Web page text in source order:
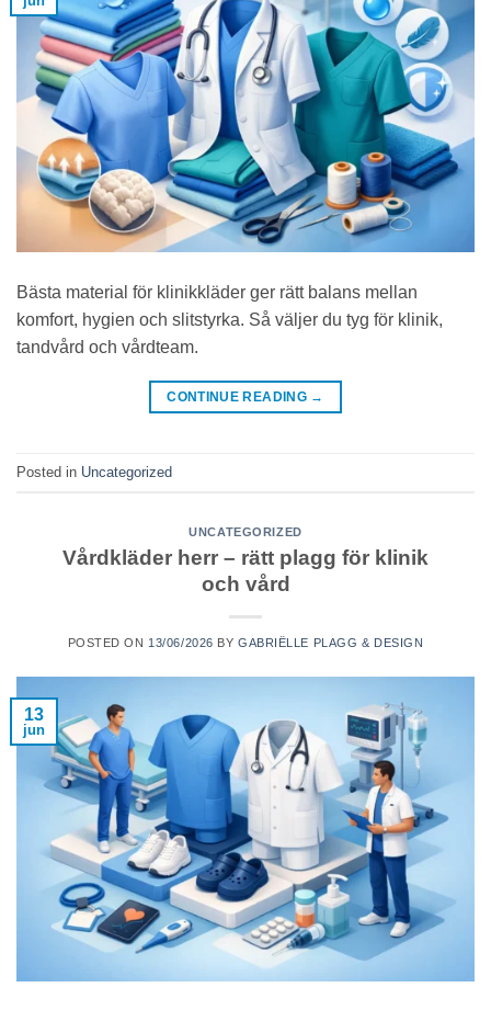
Bästa material för klinikkläder ger rätt balans mellan
komfort, hygien och slitstyrka. Så väljer du tyg för klinik,
tandvård och vårdteam.
CONTINUE READING →
Posted in Uncategorized
UNCATEGORIZED
Vårdkläder herr – rätt plagg för klinik
och vård
POSTED ON 13/06/2026 BY GABRIËLLE PLAGG & DESIGN
13
jun